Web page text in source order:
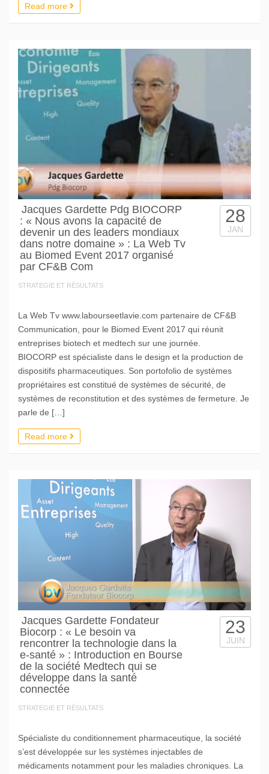
Read more
Jacques Gardette Pdg BIOCORP
: « Nous avons la capacité de
devenir un des leaders mondiaux
dans notre domaine » : La Web Tv
au Biomed Event 2017 organisé
par CF&B Com
STRATEGIE ET RÉSULTATS
28
JAN
La Web Tv www.labourseetlavie.com partenaire de CF&B
Communication, pour le Biomed Event 2017 qui réunit
entreprises biotech et medtech sur une journée.
BIOCORP est spécialiste dans le design et la production de
dispositifs pharmaceutiques. Son portofolio de systèmes
propriétaires est constitué de systèmes de sécurité, de
systèmes de reconstitution et des systèmes de fermeture. Je
parle de […]
Read more
Jacques Gardette Fondateur
Biocorp : « Le besoin va
rencontrer la technologie dans la
e-santé » : Introduction en Bourse
de la société Medtech qui se
développe dans la santé
connectée
STRATEGIE ET RÉSULTATS
23
JUIN
Spécialiste du conditionnement pharmaceutique, la société
s’est développée sur les systèmes injectables de
médicaments notamment pour les maladies chroniques. La